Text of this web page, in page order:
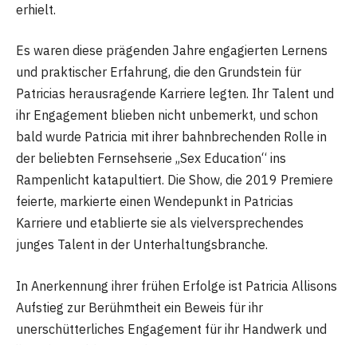
erhielt.
Es waren diese prägenden Jahre engagierten Lernens
und praktischer Erfahrung, die den Grundstein für
Patricias herausragende Karriere legten. Ihr Talent und
ihr Engagement blieben nicht unbemerkt, und schon
bald wurde Patricia mit ihrer bahnbrechenden Rolle in
der beliebten Fernsehserie „Sex Education“ ins
Rampenlicht katapultiert. Die Show, die 2019 Premiere
feierte, markierte einen Wendepunkt in Patricias
Karriere und etablierte sie als vielversprechendes
junges Talent in der Unterhaltungsbranche.
In Anerkennung ihrer frühen Erfolge ist Patricia Allisons
Aufstieg zur Berühmtheit ein Beweis für ihr
unerschütterliches Engagement für ihr Handwerk und